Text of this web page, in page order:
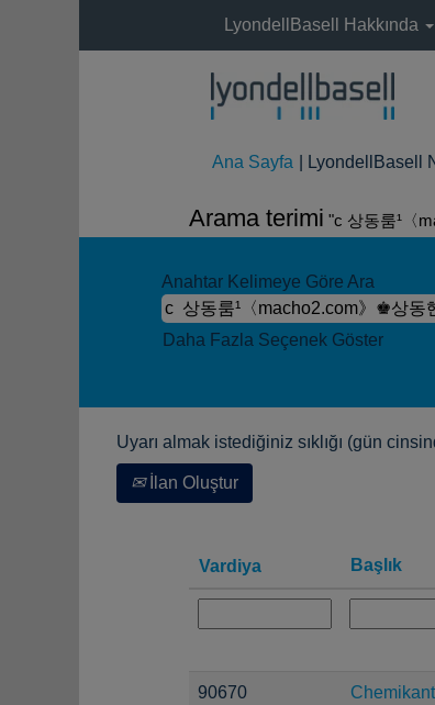
LyondellBasell Hakkında
Ana Sayfa LyondellBasell
Arama terimi "c 상동룸¹〈
Anahtar Kelimeye Göre Ara
Daha Fazla Seçenek Göster
Uyarı almak istediğiniz sıklığı (gün
İlan Oluştur
Vardiya Başlık
90670